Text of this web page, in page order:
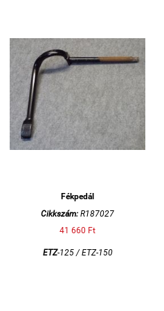
Fékpedál
Cikkszám: R187027
41 660 Ft
ETZ-125 / ETZ-150